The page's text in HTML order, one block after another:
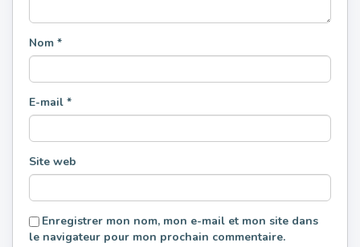
Nom *
E-mail *
Site web
Enregistrer mon nom, mon e-mail et mon site dans
le navigateur pour mon prochain commentaire.